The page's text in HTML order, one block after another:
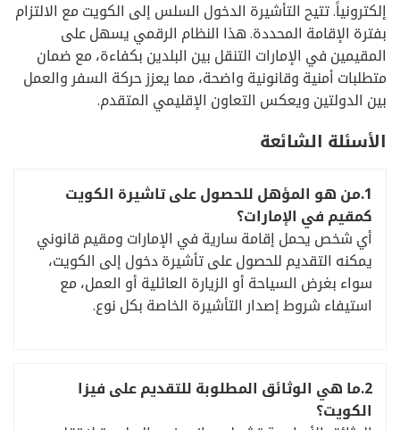
إلكترونياً. تتيح التأشيرة الدخول السلس إلى الكويت مع الالتزام
بفترة الإقامة المحددة. هذا النظام الرقمي يسهل على
المقيمين في الإمارات التنقل بين البلدين بكفاءة، مع ضمان
متطلبات أمنية وقانونية واضحة، مما يعزز حركة السفر والعمل
بين الدولتين ويعكس التعاون الإقليمي المتقدم.
الأسئلة الشائعة
1.من هو المؤهل للحصول على تاشيرة الكويت
كمقيم في الإمارات؟
أي شخص يحمل إقامة سارية في الإمارات ومقيم قانوني
يمكنه التقديم للحصول على تأشيرة دخول إلى الكويت،
سواء بغرض السياحة أو الزيارة العائلية أو العمل، مع
استيفاء شروط إصدار التأشيرة الخاصة بكل نوع.
2.ما هي الوثائق المطلوبة للتقديم على فيزا
الكويت؟